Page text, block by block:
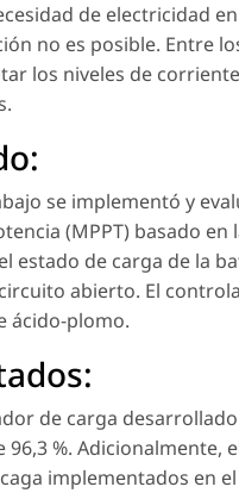
de electricidad
no es posible. Entre
los niveles de
se implementó y
(MPPT) basado
estado de carga de la
abierto. El
ácido-plomo.
de carga
96,3 %.
implementados en